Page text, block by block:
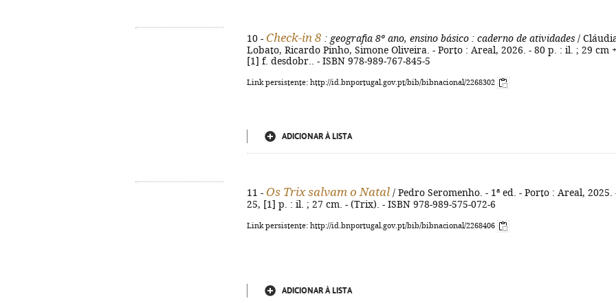
10 - Check-in 8 : geografia 8º ano, ensino básico : caderno de atividades /
Lobato, Ricardo Pinho, Simone Oliveira. - Porto : Areal, 2026. - 80 p. : il. ; 29 cm +
[1] f. desdobr.. - ISBN 978-989-767-845-5
Link persistente: http://id.bnportugal.gov.pt/bib/bibnacional/2268302
ADICIONAR À LISTA
11 - Os Trix salvam o Natal / Pedro Seromenho. - 1ª ed. - Porto : Areal, 2025.
25, [1] p. : il. ; 27 cm. - (Trix). - ISBN 978-989-575-072-6
Link persistente: http://id.bnportugal.gov.pt/bib/bibnacional/2268406
ADICIONAR À LISTA